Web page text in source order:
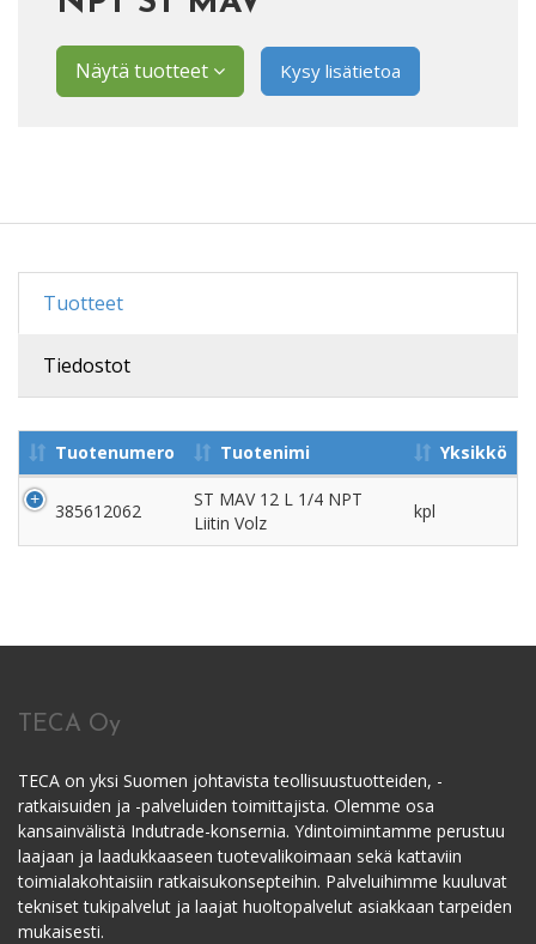
Näytä tuotteet Kysy lisätietoa
Tuotteet
Tiedostot
Tuotenumero Tuotenimi Yksikkö
385612062
ST MAV 12 L 1/4 NPT
Liitin Volz
kpl
TECA Oy
TECA on yksi Suomen johtavista teollisuustuotteiden, -
ratkaisuiden ja -palveluiden toimittajista. Olemme osa
kansainvälistä Indutrade-konsernia. Ydintoimintamme perustuu
laajaan ja laadukkaaseen tuotevalikoimaan sekä kattaviin
toimialakohtaisiin ratkaisukonsepteihin. Palveluihimme kuuluvat
tekniset tukipalvelut ja laajat huoltopalvelut asiakkaan tarpeiden
mukaisesti.